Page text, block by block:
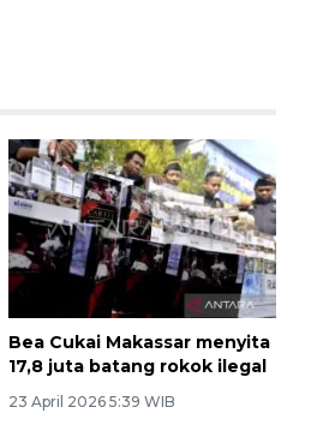
Bea Cukai Makassar menyita
17,8 juta batang rokok ilegal
23 April 2026 5:39 WIB